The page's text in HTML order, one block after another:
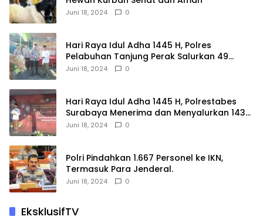
Juni 18, 2024 0
Hari Raya Idul Adha 1445 H, Polres
Pelabuhan Tanjung Perak Salurkan 49
Hewan Korban.
Juni 18, 2024 0
Hari Raya Idul Adha 1445 H, Polrestabes
Surabaya Menerima dan Menyalurkan 143
Hewan Kurban
Juni 18, 2024 0
Polri Pindahkan 1.667 Personel ke IKN,
Termasuk Para Jenderal.
Juni 18, 2024 0
EksklusifTV